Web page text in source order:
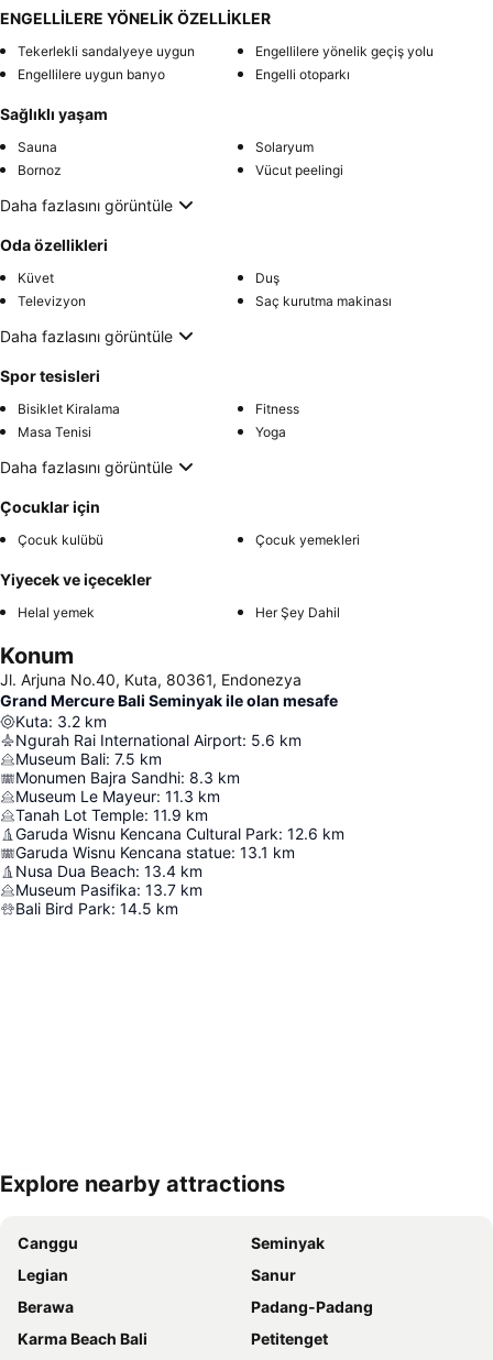
ENGELLİLERE YÖNELİK ÖZELLİKLER
Tekerlekli sandalyeye uygun
Engellilere yönelik geçiş yolu
Engellilere uygun banyo
Engelli otoparkı
Sağlıklı yaşam
Sauna
Solaryum
Bornoz
Vücut peelingi
Daha fazlasını görüntüle
Oda özellikleri
Küvet
Duş
Televizyon
Saç kurutma makinası
Daha fazlasını görüntüle
Spor tesisleri
Bisiklet Kiralama
Fitness
Masa Tenisi
Yoga
Daha fazlasını görüntüle
Çocuklar için
Çocuk kulübü Çocuk yemekleri
Yiyecek ve içecekler
Helal yemek Her Şey Dahil
Konum
Jl. Arjuna No.40, Kuta, 80361, Endonezya
Grand Mercure Bali Seminyak ile olan mesafe
Kuta: 3.2 km
Ngurah Rai International Airport: 5.6 km
Museum Bali: 7.5 km
Monumen Bajra Sandhi: 8.3 km
Museum Le Mayeur: 11.3 km
Tanah Lot Temple: 11.9 km
Garuda Wisnu Kencana Cultural Park: 12.6 km
Garuda Wisnu Kencana statue: 13.1 km
Nusa Dua Beach: 13.4 km
Museum Pasifika: 13.7 km
Bali Bird Park: 14.5 km
Haritayı genişlet
Explore nearby attractions
Canggu
Seminyak
Legian
Sanur
Berawa
Padang-Padang
Karma Beach Bali
Petitenget